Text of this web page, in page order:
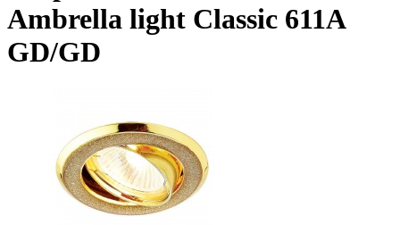
Ambrella light Classic 611A
GD/GD